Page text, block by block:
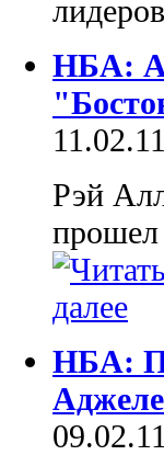
НБА:
Рэй
НБА: